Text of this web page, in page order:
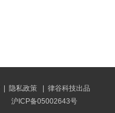
隐私政策
律谷科技出品
沪ICP备05002643号